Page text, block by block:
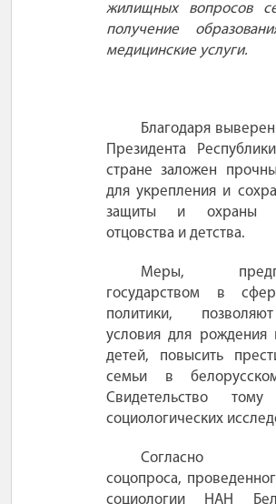
жилищных вопросов
получение
медицинские услуги.
Благодаря
Президента
стране заложен
для укрепления и
защиты и охраны
отцовства и детства.
Меры,
государством в
политики,
условия для рождения
детей, повысить
семьи в
Свидетельство тому
социологических
Согласно
соцопроса,
социологии НАН